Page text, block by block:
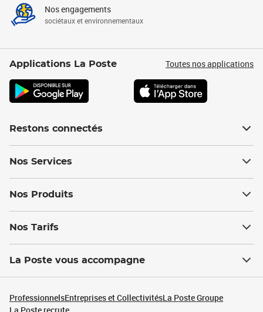
Nos engagements
sociétaux et environnementaux
Applications La Poste Toutes nos applications
Restons connectés
Nos Services
Nos Produits
Nos Tarifs
La Poste vous accompagne
ProfessionnelsEntreprises et CollectivitésLa Poste Groupe